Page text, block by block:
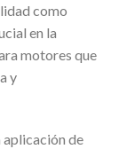
como
en la
motores que
y
aplicación de